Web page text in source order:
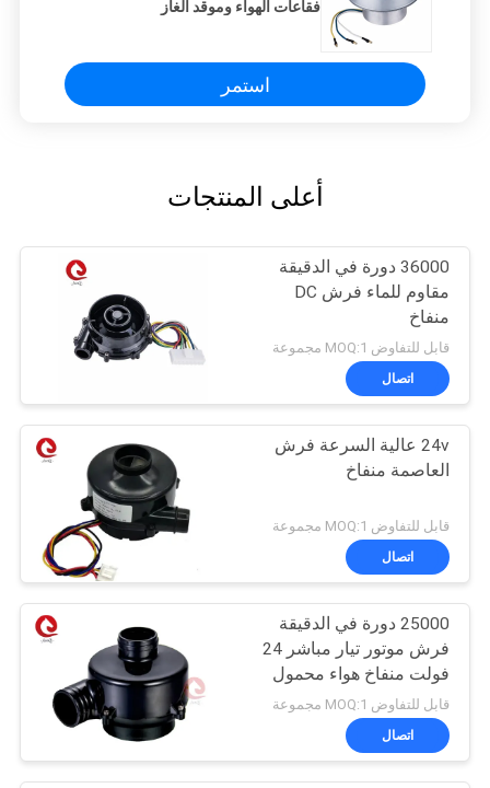
فقاعات الهواء وموقد الغاز
استمر
أعلى المنتجات
36000 دورة في الدقيقة
مقاوم للماء فرش DC
منفاخ
قابل للتفاوض MOQ:1 مجموعة
اتصال
24v عالية السرعة فرش
العاصمة منفاخ
قابل للتفاوض MOQ:1 مجموعة
اتصال
25000 دورة في الدقيقة
فرش موتور تيار مباشر 24
فولت منفاخ هواء محمول
منفاخ كابا منفاخ
قابل للتفاوض MOQ:1 مجموعة
اتصال